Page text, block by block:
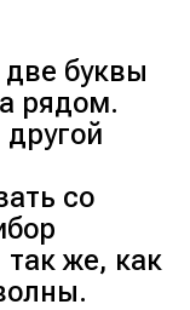
буквы
рядом.
со
же, как